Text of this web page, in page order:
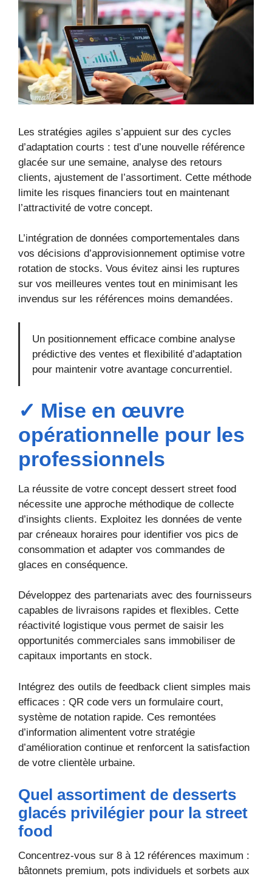
Les stratégies agiles s’appuient sur des cycles
d’adaptation courts : test d’une nouvelle référence
glacée sur une semaine, analyse des retours
clients, ajustement de l’assortiment. Cette méthode
limite les risques financiers tout en maintenant
l’attractivité de votre concept.
L’intégration de données comportementales dans
vos décisions d’approvisionnement optimise votre
rotation de stocks. Vous évitez ainsi les ruptures
sur vos meilleures ventes tout en minimisant les
invendus sur les références moins demandées.
Un positionnement efficace combine analyse
prédictive des ventes et flexibilité d’adaptation
pour maintenir votre avantage concurrentiel.
✓ Mise en œuvre
opérationnelle pour les
professionnels
La réussite de votre concept dessert street food
nécessite une approche méthodique de collecte
d’insights clients. Exploitez les données de vente
par créneaux horaires pour identifier vos pics de
consommation et adapter vos commandes de
glaces en conséquence.
Développez des partenariats avec des fournisseurs
capables de livraisons rapides et flexibles. Cette
réactivité logistique vous permet de saisir les
opportunités commerciales sans immobiliser de
capitaux importants en stock.
Intégrez des outils de feedback client simples mais
efficaces : QR code vers un formulaire court,
système de notation rapide. Ces remontées
d’information alimentent votre stratégie
d’amélioration continue et renforcent la satisfaction
de votre clientèle urbaine.
Quel assortiment de desserts
glacés privilégier pour la street
food
Concentrez-vous sur 8 à 12 références maximum :
bâtonnets premium, pots individuels et sorbets aux